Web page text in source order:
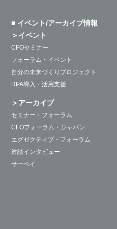
■ イベント/アーカイブ情報
＞イベント
CFOセミナー
フォーラム・イベント
自分の未来づくりプロジェクト
RPA導入・活用支援
＞アーカイブ
セミナー・フォーラム
CFOフォーラム・ジャパン
エグゼクティブ・フォーラム
対談インタビュー
サーベイ